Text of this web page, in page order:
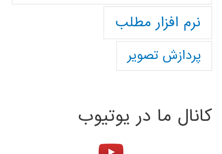
نرم افزار مطلب
پردازش تصویر
کانال ما در یوتیوب